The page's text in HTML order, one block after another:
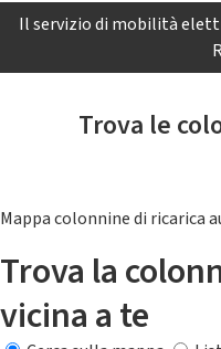
Il servizio di mobilità
Trova le
Mappa colonnine di ricarica
Trova la
vicina a te